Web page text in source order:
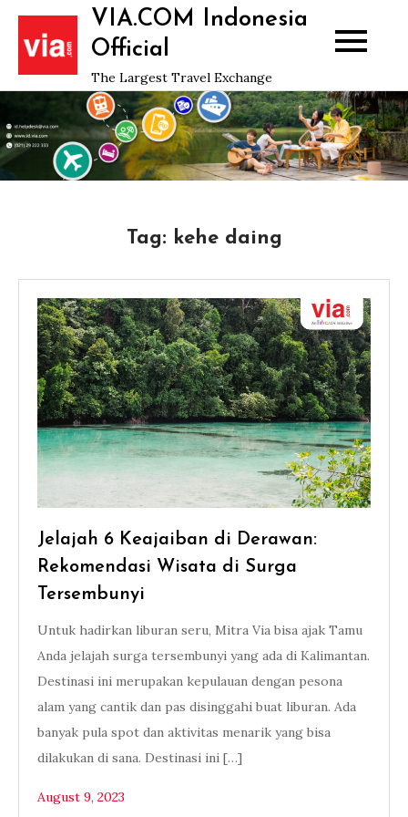
Skip
content
VIA.COM Indonesia
Official
The Largest Travel Exchange
Tag: kehe daing
Jelajah 6 Keajaiban di Derawan:
Rekomendasi Wisata di Surga
Tersembunyi
Untuk hadirkan liburan seru, Mitra Via bisa ajak Tamu
Anda jelajah surga tersembunyi yang ada di Kalimantan.
Destinasi ini merupakan kepulauan dengan pesona
alam yang cantik dan pas disinggahi buat liburan. Ada
banyak pula spot dan aktivitas menarik yang bisa
dilakukan di sana. Destinasi ini […]
August 9, 2023